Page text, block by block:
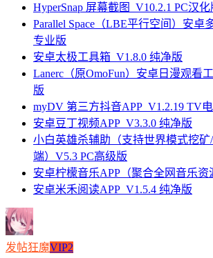
HyperSnap 屏幕截图_V10.2.1 PC汉化
Parallel Space（LBE平行空间）安卓
专业版
安卓太极工具箱_V1.8.0 纯净版
Lanerc（原OmoFun）安卓日漫观看
版
myDV 第三方抖音APP_V1.2.19 TV
安卓豆丁视频APP_V3.3.0 纯净版
小白英雄杀辅助（支持世界模式挖矿
端）V5.3 PC高级版
安卓柠檬音乐APP（聚合全网音乐资
安卓米禾阅读APP_V1.5.4 纯净版
发帖狂魔VIP2